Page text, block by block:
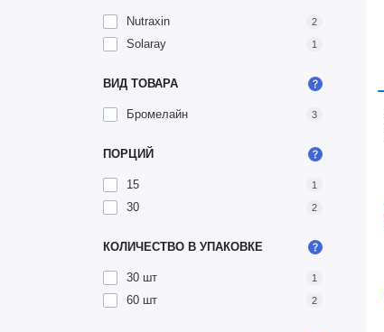
Nutraxin 2
Solaray 1
ВИД ТОВАРА
Бромелайн 3
ПОРЦИЙ
15 1
30 2
КОЛИЧЕСТВО В УПАКОВКЕ
30 шт 1
60 шт 2